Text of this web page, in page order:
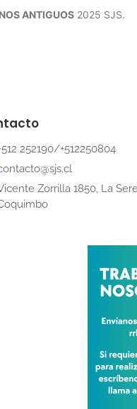
ANTIGUOS 2025 SJS.
252190/+512250804
Zorrilla 1850, La